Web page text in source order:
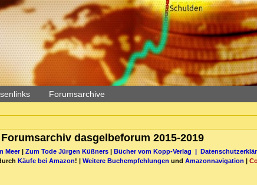
Forumsarchive
Forumsarchiv dasgelbeforum 2015-2019
Meer| Zum Tode Jürgen Küßners| Bücher vom Kopp-Verlag |
Käufe bei Amazon! | Weitere Buchempfehlungen und Amazonnavigation